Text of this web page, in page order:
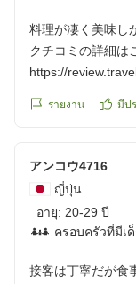
料理が凄く美味し
クチコミの詳細
https://
รายงาน มีป
アンコウ4716
ญี่ปุ่น
อายุ: 20-29 ปี
ครอบครัวที่มีเ
接客は丁寧だが食